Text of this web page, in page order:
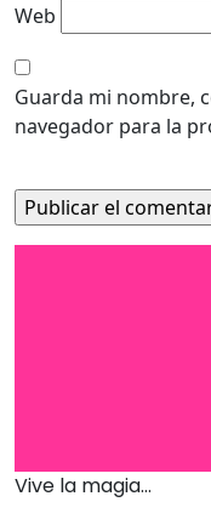
Web
Guarda mi nombre,
navegador para la
Vive la magia...